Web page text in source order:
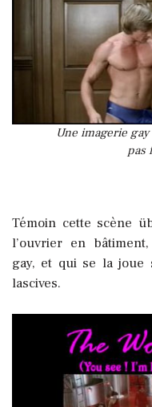
Une imagerie
pas
Témoin cette scène
l’ouvrier en
gay, et qui se la joue
lascives.